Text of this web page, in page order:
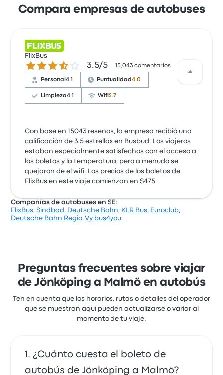
Compara empresas de autobuses
FlixBus
3.5 de 5 estrellas3.5/5 15,043 comentarios
Personal4.1 Puntualidad4.0
Limpieza4.1 Wifi2.7
Con base en 15043 reseñas, la empresa recibió una
calificación de 3.5 estrellas en Busbud. Los viajeros
estaban especialmente satisfechos con el acceso a
los boletos y la temperatura, pero a menudo se
quejaron de el wifi. Los precios de los boletos de
FlixBus en este viaje comienzan en $475
Compañías de autobuses en SE:
FlixBus,Sindbad , Deutsche Bahn, KLR Bus, Euroclub,
Deutsche Bahn Regio,Vy bus4you
Preguntas frecuentes sobre viajar
de Jönköping a Malmö en autobús
Ten en cuenta que los horarios, rutas o detalles del operador
que se muestran aquí pueden actualizarse o variar al
momento de tu viaje.
¿Cuánto cuesta el boleto de
autobús de Jönköping a Malmö?